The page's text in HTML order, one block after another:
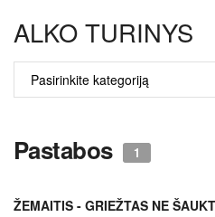
ALKO TURINYS
TURINYS
Pastabos 1
ŽEMAITIS - GRIEŽTAS NE